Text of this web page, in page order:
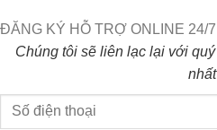
ĐĂNG KÝ HỖ TRỢ ONLINE 24/7
Chúng tôi sẽ liên lạc lại với
nhất